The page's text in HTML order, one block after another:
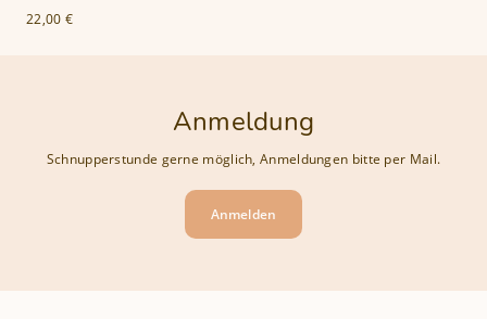
Anmeldung
Schnupperstunde gerne möglich, Anmeldungen bitte per Mail.
Anmelden
22,00 €